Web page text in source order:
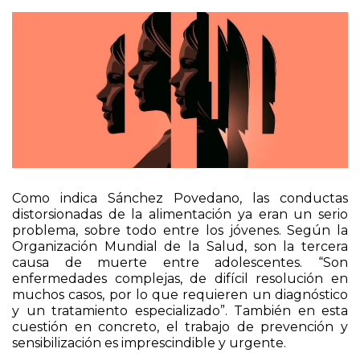
Como indica Sánchez Povedano, las conductas
distorsionadas de la alimentación ya eran un serio
problema, sobre todo entre los jóvenes. Según la
Organización Mundial de la Salud, son la tercera
causa de muerte entre adolescentes. “Son
enfermedades complejas, de difícil resolución en
muchos casos, por lo que requieren un diagnóstico
y un tratamiento especializado”. También en esta
cuestión en concreto, el trabajo de prevención y